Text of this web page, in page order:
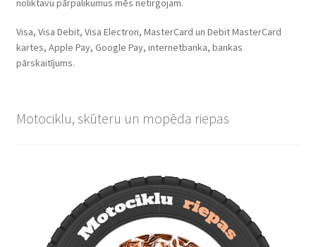
noliktavu pārpalikumus mēs netirgojam.
Visa, Visa Debit, Visa Electron, MasterCard un Debit MasterCard
kartes, Apple Pay, Google Pay, internetbanka, bankas
pārskaitījums.
Motociklu, skūteru un mopēda riepas